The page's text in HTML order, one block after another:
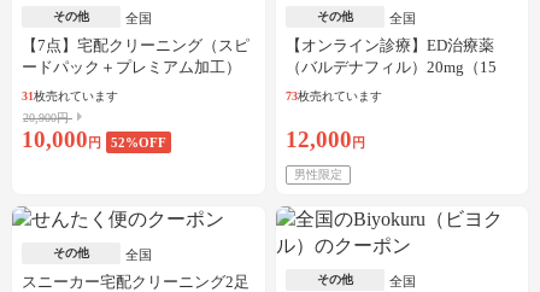
その他 全国
【7点】宅配クリーニング（スピ
ードパック＋プレミアム加工）
31枚売れています
20,900円
10,000 円 52%OFF
その他 全国
【オンライン診療】ED治療薬
（バルデナフィル）20mg（15
錠）※初診料、送料込
73枚売れています
12,000 円
男性限定
その他 全国
スニーカー宅配クリーニング2足
その他 全国